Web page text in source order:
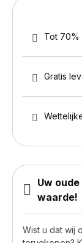
Tot 70%
Gratis
Uw
waarde!
Wist u dat wij